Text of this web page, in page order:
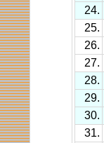
24.
25.
26.
27.
28.
29.
30.
31.